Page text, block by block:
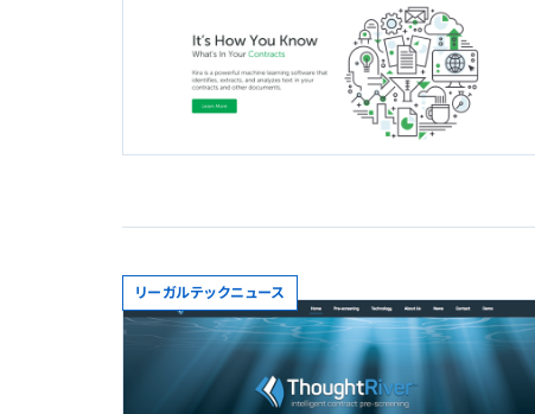
リーガルテックニュース